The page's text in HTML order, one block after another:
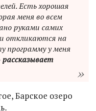
Есть хорошая
меня во всем
руками самих
откликаются на
программу у меня
рассказывает
Барское озеро